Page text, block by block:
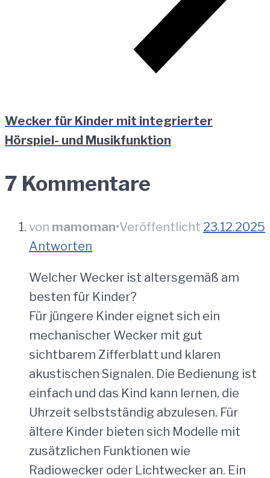
Wecker für Kinder mit integrierter
Hörspiel- und Musikfunktion
7 Kommentare
von mamoman•Veröffentlicht 23.12.2025
Antworten
Welcher Wecker ist altersgemäß am
besten für Kinder?
Für jüngere Kinder eignet sich ein
mechanischer Wecker mit gut
sichtbarem Zifferblatt und klaren
akustischen Signalen. Die Bedienung ist
einfach und das Kind kann lernen, die
Uhrzeit selbstständig abzulesen. Für
ältere Kinder bieten sich Modelle mit
zusätzlichen Funktionen wie
Radiowecker oder Lichtwecker an. Ein